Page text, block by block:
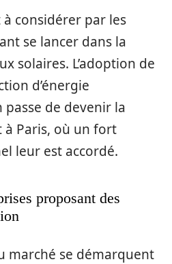
considérer par les
se lancer dans la
solaires. L’adoption de
d’énergie
de devenir la
Paris, où un fort
leur est accordé.
proposant des
marché se démarquent